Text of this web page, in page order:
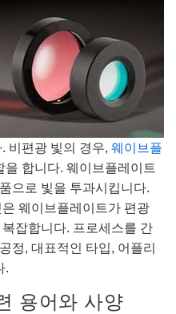
비편광 빛의 경우, 웨이브플
합니다. 웨이브플레이트
으로 빛을 투과시킵니다.
웨이브플레이트가 편광
잡합니다. 프로세스를 간
정, 대표적인 타입, 어플리
.
용어와 사양